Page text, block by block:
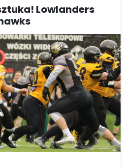
Lowlanders